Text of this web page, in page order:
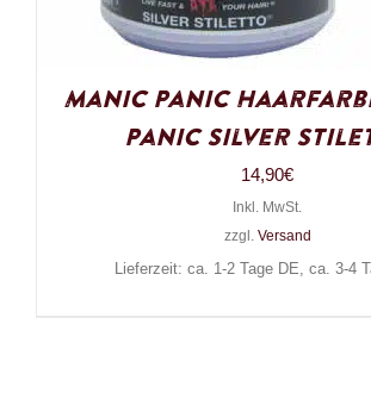
Manic Panic
Panic Silver
14,90€
Inkl. MwSt.
zzgl. Versand
Lieferzeit: ca. 1-2 Tage DE, ca. 3-4